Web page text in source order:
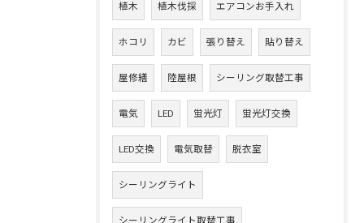
植木 植木伐採 エアコンお手入れ
ホコリ カビ 張り替え 貼り替え
屋修繕 陸屋根 シーリング取替工事
電気 LED 蛍光灯 蛍光灯交換
LED交換 電気取替 脱衣室
シーリングライト
シーリングライト取替工事